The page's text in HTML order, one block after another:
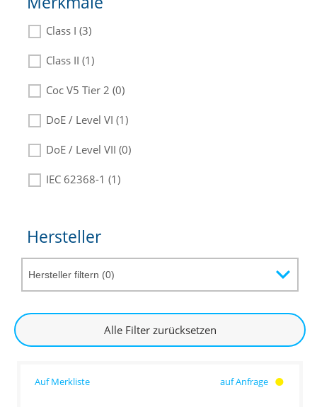
Class I (3)
Class II (1)
Coc V5 Tier 2 (0)
DoE / Level VI (1)
DoE / Level VII (0)
IEC 62368-1 (1)
Hersteller
Alle Filter zurücksetzen
auf Anfrage